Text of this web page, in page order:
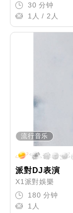
30 分钟
1人 / 2人
流行音乐
派對DJ表演
X1派對娛樂
180 分钟
1人